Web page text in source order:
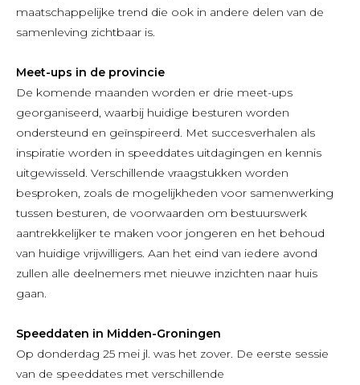
maatschappelijke trend die ook in andere delen van de
samenleving zichtbaar is.
Meet-ups in de provincie
De komende maanden worden er drie meet-ups
georganiseerd, waarbij huidige besturen worden
ondersteund en geïnspireerd. Met succesverhalen als
inspiratie worden in speeddates uitdagingen en kennis
uitgewisseld. Verschillende vraagstukken worden
besproken, zoals de mogelijkheden voor samenwerking
tussen besturen, de voorwaarden om bestuurswerk
aantrekkelijker te maken voor jongeren en het behoud
van huidige vrijwilligers. Aan het eind van iedere avond
zullen alle deelnemers met nieuwe inzichten naar huis
gaan.
Speeddaten in Midden-Groningen
Op donderdag 25 mei jl. was het zover. De eerste sessie
van de speeddates met verschillende